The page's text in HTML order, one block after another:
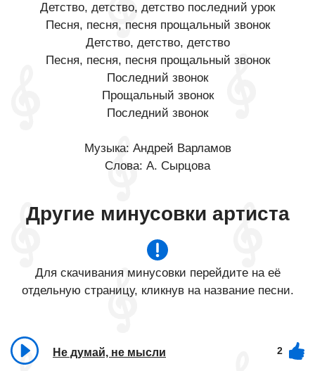
Детство, детство, детство последний урок
Песня, песня, песня прощальный звонок
Детство, детство, детство
Песня, песня, песня прощальный звонок
Последний звонок
Прощальный звонок
Последний звонок
Музыка: Андрей Варламов
Слова: А. Сырцова
Другие минусовки артиста
Для скачивания минусовки перейдите на её
отдельную страницу, кликнув на название песни.
Не думай, не мысли 2